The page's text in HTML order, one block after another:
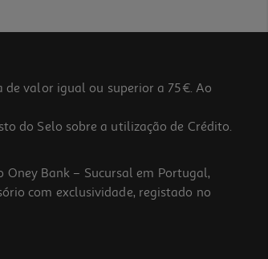
de valor igual ou superior a 75€. Ao
do Selo sobre a utilização de Crédito.
Bank – Sucursal em Portugal,
com exclusividade, registado no